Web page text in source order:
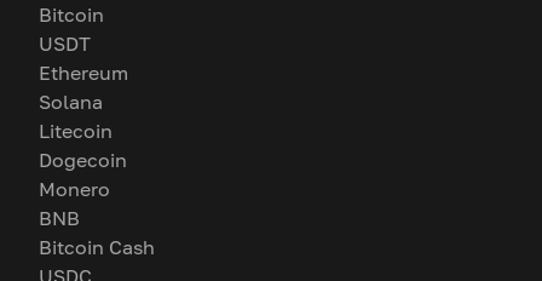
Bitcoin
USDT
Ethereum
Solana
Litecoin
Dogecoin
Monero
BNB
Bitcoin Cash